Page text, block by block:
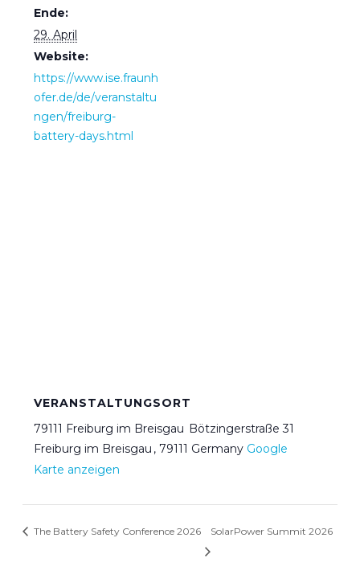
Ende:
29. April
Website:
https://www.ise.fraunh
ofer.de/de/veranstaltu
ngen/freiburg-
battery-days.html
VERANSTALTUNGSORT
79111 Freiburg im Breisgau Bötzingerstraße 31
Freiburg im Breisgau , 79111 Germany Google
Karte anzeigen
The Battery Safety Conference 2026 SolarPower Summit 2026